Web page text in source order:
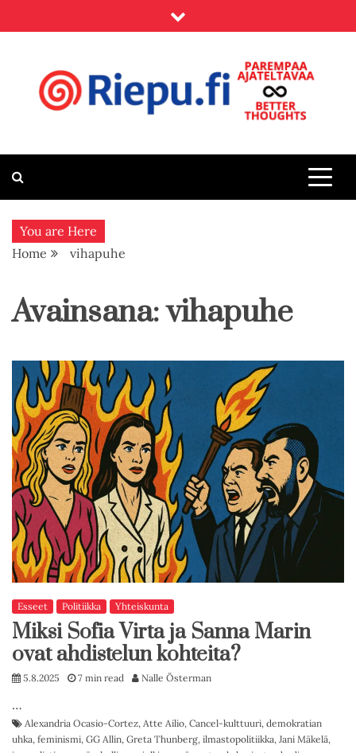
to
Riepu.fi
You are Here
Home
vihapuhe
Avainsana:vihapuhe
Esseet Politiikka Yhteiskunta
Miksi Sofia Virta ja Sanna Marin
ovat ahdistelun kohteita?
5.8.2025 7 min read Nalle Österman
…
Alexandria Ocasio-Cortez, Atte Ailio, Cancel-kulttuuri, demokratian
uhka, feminismi, GG Allin, Greta Thunberg, ilmastopolitiikka, Jani Mäkelä,